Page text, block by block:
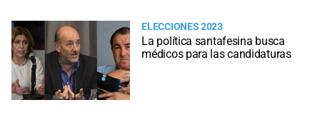
ELECCIONES 2023
La política santafesina busca
médicos para las candidaturas